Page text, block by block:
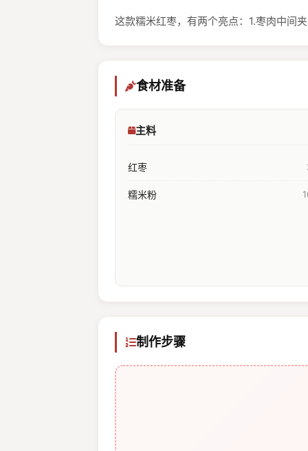
这款糯米红枣，有两个亮点：1.枣肉中间
食材准备
主料
红枣
糯米粉
制作步骤